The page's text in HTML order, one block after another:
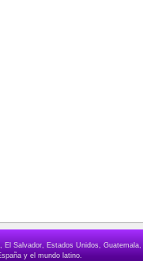
Salvador, Estados Unidos,
y el mundo latino.